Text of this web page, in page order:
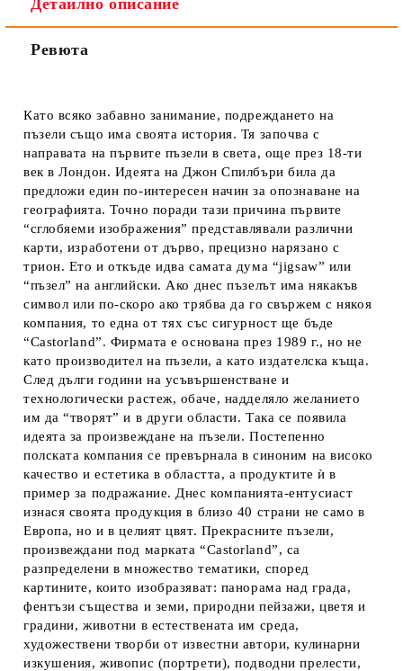
Ние ще се свържем с вас в рамките на работния ден.
Ревюта
Като всяко забавно занимание, подреждането на
пъзели също има своята история. Тя започва с
направата на първите пъзели в света, още през 18-ти
век в Лондон. Идеята на Джон Спилбъри била да
предложи един по-интересен начин за опознаване на
географията. Точно поради тази причина първите
“сглобяеми изображения” представлявали различни
карти, изработени от дърво, прецизно нарязано с
трион. Ето и откъде идва самата дума “jigsaw” или
“пъзел” на английски. Ако днес пъзелът има някакъв
символ или по-скоро ако трябва да го свържем с някоя
компания, то една от тях със сигурност ще бъде
“Castorland”. Фирмата е основана през 1989 г., но не
като производител на пъзели, а като издателска къща.
След дълги години на усъвършенстване и
технологически растеж, обаче, надделяло желанието
им да “творят” и в други области. Така се появила
идеята за произвеждане на пъзели. Постепенно
полската компания се превърнала в синоним на високо
качество и естетика в областта, а продуктите ѝ в
пример за подражание. Днес компанията-ентусиаст
изнася своята продукция в близо 40 страни не само в
Европа, но и в целият цвят. Прекрасните пъзели,
произвеждани под марката “Castorland”, са
разпределени в множество тематики, според
картините, които изобразяват: панорама над града,
фентъзи същества и земи, природни пейзажи, цветя и
градини, животни в естествената им среда,
художествени творби от известни автори, кулинарни
изкушения, живопис (портрети), подводни прелести,